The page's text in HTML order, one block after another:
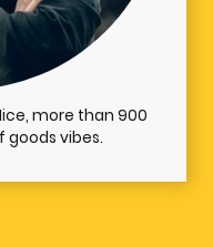
more than 900
goods vibes.